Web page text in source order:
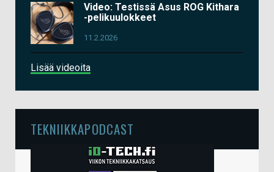
Video: Testissä Asus ROG Kithara
-pelikuulokkeet
11.2.2026
Lisää videoita
TEKNIIKKAPODCAST